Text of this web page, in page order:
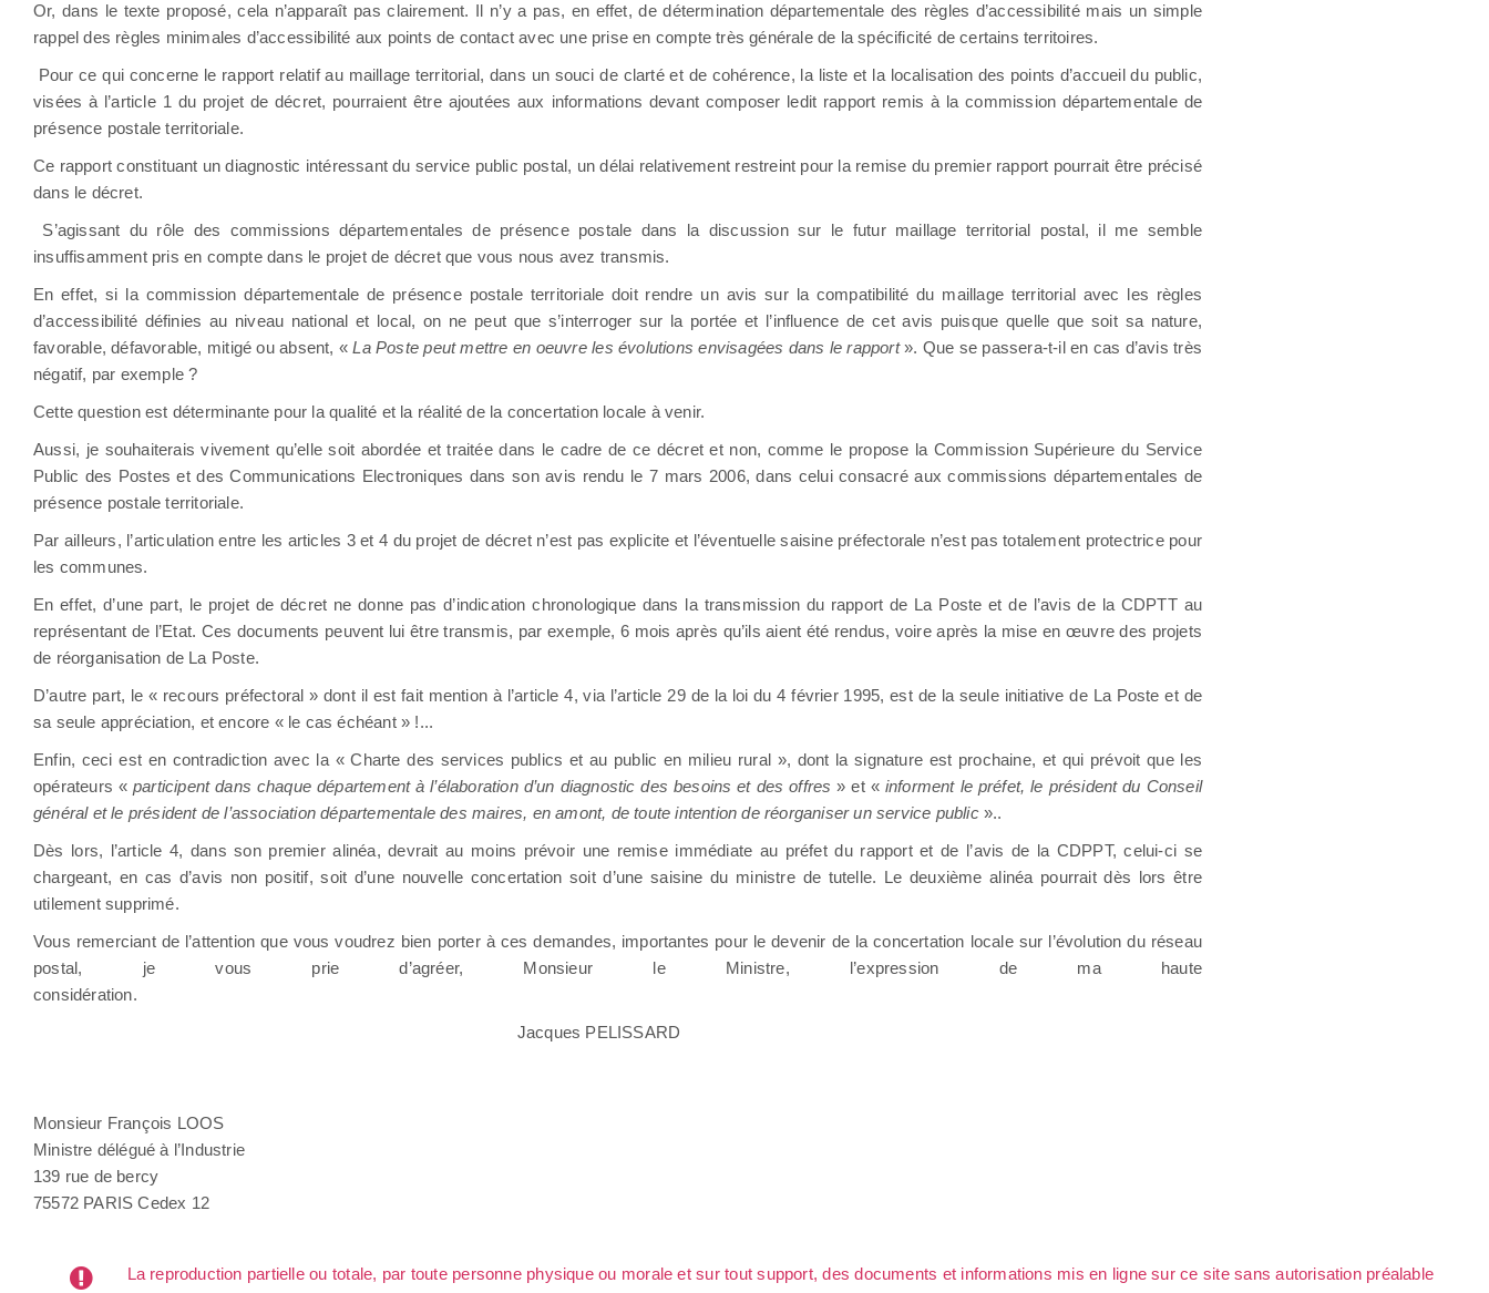
Or, dans le texte proposé, cela n’apparaît pas clairement. Il n’y a pas, en effet, de détermination départementale des règles d’accessibilité mais un simple
rappel des règles minimales d’accessibilité aux points de contact avec une prise en compte très générale de la spécificité de certains territoires.
Pour ce qui concerne le rapport relatif au maillage territorial, dans un souci de clarté et de cohérence, la liste et la localisation des points d’accueil du public,
visées à l’article 1 du projet de décret, pourraient être ajoutées aux informations devant composer ledit rapport remis à la commission départementale de
présence postale territoriale.
Ce rapport constituant un diagnostic intéressant du service public postal, un délai relativement restreint pour la remise du premier rapport pourrait être précisé
dans le décret.
S’agissant du rôle des commissions départementales de présence postale dans la discussion sur le futur maillage territorial postal, il me semble
insuffisamment pris en compte dans le projet de décret que vous nous avez transmis.
En effet, si la commission départementale de présence postale territoriale doit rendre un avis sur la compatibilité du maillage territorial avec les règles
d’accessibilité définies au niveau national et local, on ne peut que s’interroger sur la portée et l’influence de cet avis puisque quelle que soit sa nature,
favorable, défavorable, mitigé ou absent, «La Poste peut mettre en oeuvre les évolutions envisagées dans le rapport». Que se passera-t-il en cas d’avis très
négatif, par exemple ?
Cette question est déterminante pour la qualité et la réalité de la concertation locale à venir.
Aussi, je souhaiterais vivement qu’elle soit abordée et traitée dans le cadre de ce décret et non, comme le propose la Commission Supérieure du Service
Public des Postes et des Communications Electroniques dans son avis rendu le 7 mars 2006, dans celui consacré aux commissions départementales de
présence postale territoriale.
Par ailleurs, l’articulation entre les articles 3 et 4 du projet de décret n’est pas explicite et l’éventuelle saisine préfectorale n’est pas totalement protectrice pour
les communes.
En effet, d’une part, le projet de décret ne donne pas d’indication chronologique dans la transmission du rapport de La Poste et de l’avis de la CDPTT au
représentant de l’Etat. Ces documents peuvent lui être transmis, par exemple, 6 mois après qu’ils aient été rendus, voire après la mise en œuvre des projets
de réorganisation de La Poste.
D’autre part, le « recours préfectoral » dont il est fait mention à l’article 4, via l’article 29 de la loi du 4 février 1995, est de la seule initiative de La Poste et de
sa seule appréciation, et encore « le cas échéant » !...
Enfin, ceci est en contradiction avec la « Charte des services publics et au public en milieu rural », dont la signature est prochaine, et qui prévoit que les
opérateurs «participent dans chaque département à l’élaboration d’un diagnostic des besoins et des offres» et « informent le préfet, le président du Conseil
général et le président de l’association départementale des maires, en amont, de toute intention de réorganiser un service public»..
Dès lors, l’article 4, dans son premier alinéa, devrait au moins prévoir une remise immédiate au préfet du rapport et de l’avis de la CDPPT, celui-ci se
chargeant, en cas d’avis non positif, soit d’une nouvelle concertation soit d’une saisine du ministre de tutelle. Le deuxième alinéa pourrait dès lors être
utilement supprimé.
Vous remerciant de l’attention que vous voudrez bien porter à ces demandes, importantes pour le devenir de la concertation locale sur l’évolution du réseau
postal, je vous prie d’agréer, Monsieur le Ministre, l’expression de ma haute
considération.
Jacques PELISSARD
Monsieur François LOOS
Ministre délégué à l’Industrie
139 rue de bercy
75572 PARIS Cedex 12
La reproduction partielle ou totale, par toute personne physique ou morale et sur tout support, des documents et informations mis en ligne sur ce site sans autorisation préalable